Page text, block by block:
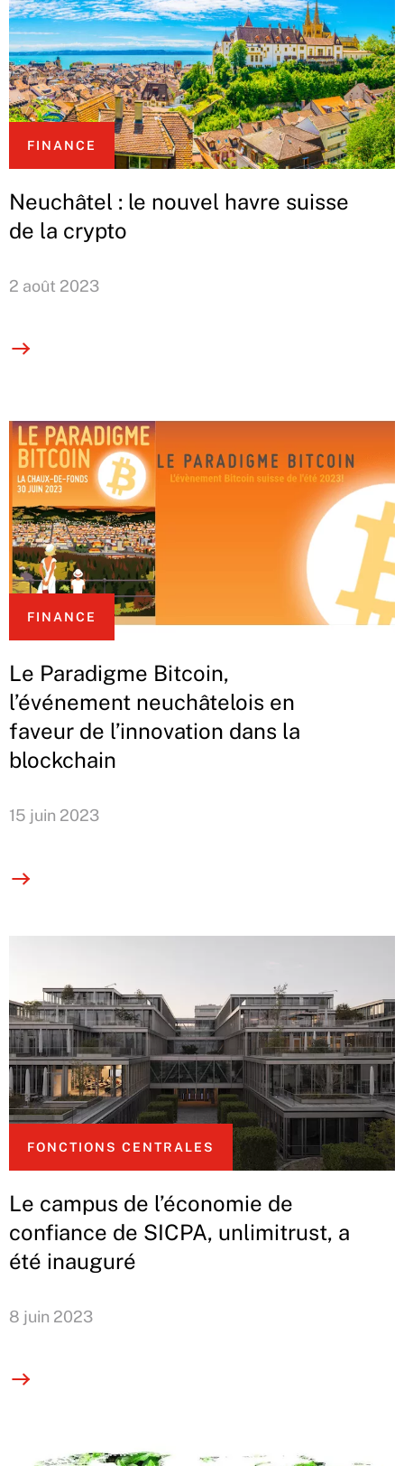
FINANCE
Neuchâtel : le nouvel havre suisse
de la crypto
2 août 2023
FINANCE
Le Paradigme Bitcoin,
l’événement neuchâtelois en
faveur de l’innovation dans la
blockchain
15 juin 2023
FONCTIONS CENTRALES
Le campus de l’économie de
confiance de SICPA, unlimitrust, a
été inauguré
8 juin 2023